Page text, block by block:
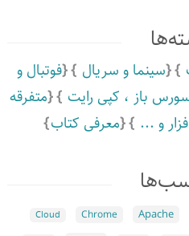
سینما و سریال
فوتبال و
باز ،‌ کپی رایت
متفرقه
و ...
معرفی کتاب
Apache
Chrome
Cloud